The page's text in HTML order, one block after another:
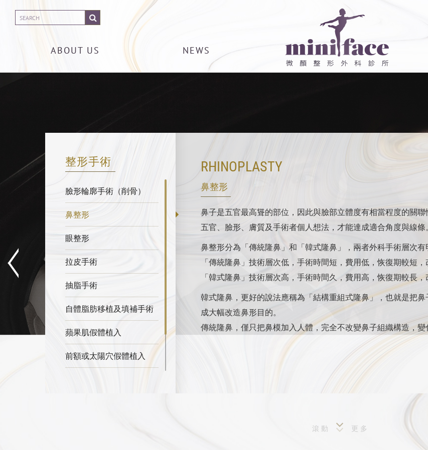
ABOUT US NEWS
整形手術
臉形輪廓手術（削骨）
鼻整形
眼整形
拉皮手術
抽脂手術
自體脂肪移植及填補手術
蘋果肌假體植入
前額或太陽穴假體植入
RHINOPLASTY
鼻整形
鼻子是五官最高聳的部位，因此與臉部立體度有相當程度的關
五官、臉形、膚質及手術者個人想法，才能達成適合角度與線條。
鼻整形分為「傳統隆鼻」和「韓式隆鼻」，兩者外科手術層次有
「傳統隆鼻」技術層次低，手術時間短，費用低，恢復期較短，
「韓式隆鼻」技術層次高，手術時間久，費用高，恢復期較長，
韓式隆鼻，更好的說法應稱為「結構重組式隆鼻」，也就是把
成大幅改造鼻形目的。
傳統隆鼻，僅只把鼻模加入人體，完全不改變鼻子組織構造，變